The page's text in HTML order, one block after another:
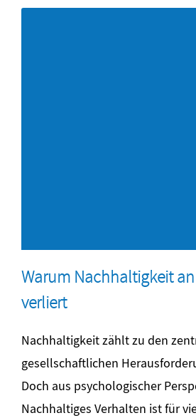
Warum Nachhaltigkeit
verliert
Nachhaltigkeit zählt zu den
gesellschaftlichen
Doch aus psychologischer
Nachhaltiges Verhalten ist für